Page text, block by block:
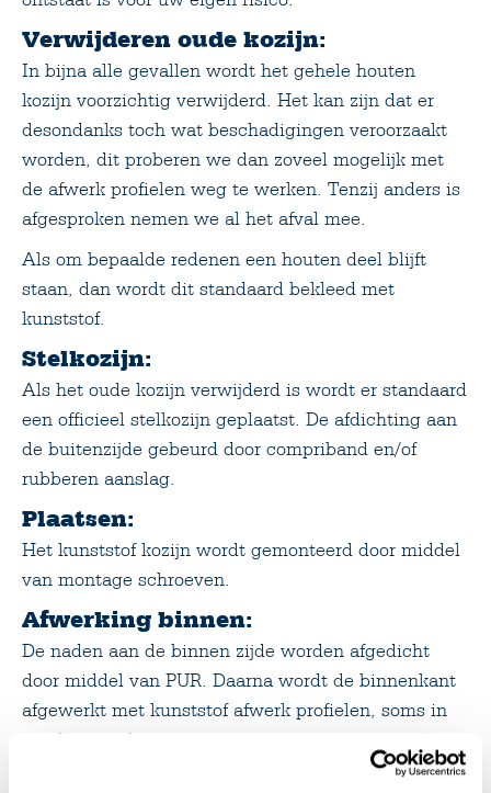
Verwijderen oude kozijn:
In bijna alle gevallen wordt het gehele houten
kozijn voorzichtig verwijderd. Het kan zijn dat er
desondanks toch wat beschadigingen veroorzaakt
worden, dit proberen we dan zoveel mogelijk met
de afwerk profielen weg te werken. Tenzij anders is
afgesproken nemen we al het afval mee.
Als om bepaalde redenen een houten deel blijft
staan, dan wordt dit standaard bekleed met
kunststof.
Stelkozijn:
Als het oude kozijn verwijderd is wordt er standaard
een officieel stelkozijn geplaatst. De afdichting aan
de buitenzijde gebeurd door compriband en/of
rubberen aanslag.
Plaatsen:
Het kunststof kozijn wordt gemonteerd door middel
van montage schroeven.
Afwerking binnen:
De naden aan de binnen zijde worden afgedicht
door middel van PUR. Daarna wordt de binnenkant
afgewerkt met kunststof afwerk profielen, soms in
overleg met hout.